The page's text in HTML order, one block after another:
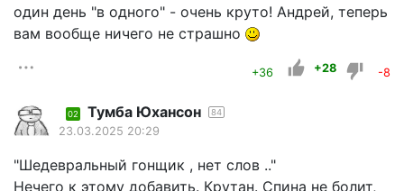
один день "в одного" - очень круто! Андрей, теперь
вам вообще ничего не страшно
+36 +28 -8
02 Тумба Юхансон 84
23.03.2025 20:29
"Шедевральный гонщик , нет слов .."
Нечего к этому добавить. Крутан. Спина не болит,